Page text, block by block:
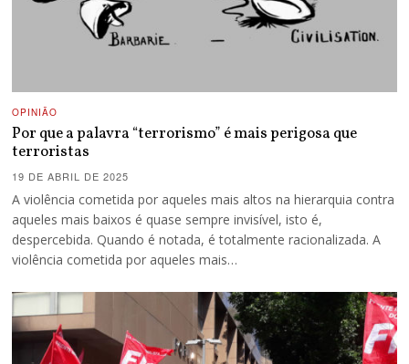
OPINIÃO
Por que a palavra “terrorismo” é mais perigosa que
terroristas
19 DE ABRIL DE 2025
A violência cometida por aqueles mais altos na hierarquia contra
aqueles mais baixos é quase sempre invisível, isto é,
despercebida. Quando é notada, é totalmente racionalizada. A
violência cometida por aqueles mais…